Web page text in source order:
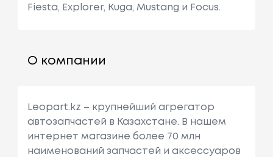
Fiesta, Explorer, Kuga, Mustang и Focus.
О компании
Leopart.kz – крупнейший агрегатор
автозапчастей в Казахстане. В нашем
интернет магазине более 70 млн
наименований запчастей и аксессуаров